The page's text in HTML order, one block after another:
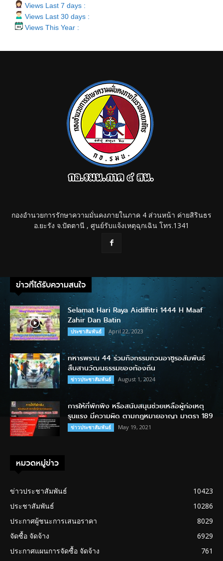
Views Last 7 days :
Views Last 30 days :
Views This Year :
กองอำนวยการรักษาความมั่นคงภายในภาค 4 ส่วนหน้า ค่ายสิรินธร
อ.ยะรัง จ.ปัตตานี , ศูนย์รับแจ้งเหตุฉุกเฉิน โทร.1341
ข่าวที่ได้รับความสนใจ
Selamat Hari Raya Aidilfitri 1444 H Maaf
Zahir Dan Batin
ประชาสัมพันธ์ April 22, 2023
ทหารพราน 44 ร่วมกิจกรรมกวนอาซูรอสัมพันธ์
สืบสานวัฒนธรรมของท้องถิ่น
ข่าวประชาสัมพันธ์ August 1, 2024
การให้ที่พักพิง หรือสนับสนุนช่วยเหลือผู้ก่อเหตุ
รุนแรง มีความผิด ตามกฎหมายอาญา มาตรา 189
ข่าวประชาสัมพันธ์ May 19, 2021
หมวดหมู่ข่าว
ข่าวประชาสัมพันธ์
10423
ประชาสัมพันธ์
10286
ประกาศผู้ชนะการเสนอราคา
8029
จัดซื้อ จัดจ้าง
6929
ประกาศแผนการจัดซื้อ จัดจ้าง
761